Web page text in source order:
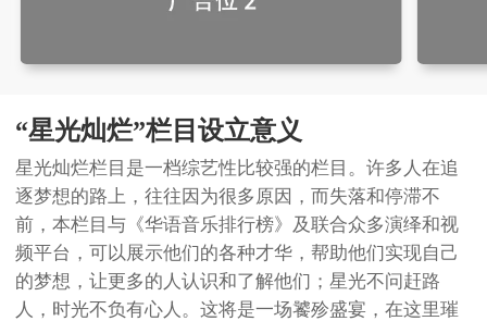
“星光灿烂”栏目设立意义
星光灿烂栏目是一档综艺性比较强的栏目。许多人在追
逐梦想的路上，往往因为很多原因，而失落和停滞不
前，本栏目与《华语音乐排行榜》及联合众多演绎和视
频平台，可以展示他们的各种才华，帮助他们实现自己
的梦想，让更多的人认识和了解他们；星光不问赶路
人，时光不负有心人。这将是一场饕殄盛宴，在这里璀